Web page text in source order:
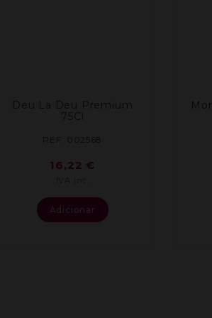
Deu La Deu Premium
75Cl
REF: 002568
16,22 €
Adicionar